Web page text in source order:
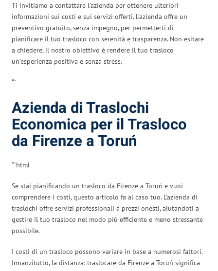
Ti invitiamo a contattare l’azienda per ottenere ulteriori
informazioni sui costi e sui servizi offerti. L’azienda offre un
preventivo gratuito, senza impegno, per permetterti di
pianificare il tuo trasloco con serenità e trasparenza. Non esitare
a chiedere, il nostro obiettivo è rendere il tuo trasloco
un’esperienza positiva e senza stress.
“`
Azienda di Traslochi
Economica per il Trasloco
da Firenze a Toruń
“`html
Se stai pianificando un trasloco da Firenze a Toruń e vuoi
comprendere i costi, questo articolo fa al caso tuo. L’azienda di
traslochi offre servizi professionali a prezzi onesti, aiutandoti a
gestire il tuo trasloco nel modo più efficiente e meno stressante
possibile.
I costi di un trasloco possono variare in base a numerosi fattori.
Innanzitutto, la distanza: traslocare da Firenze a Toruń significa